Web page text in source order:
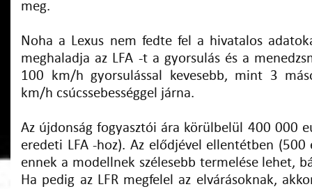
meg.
Noha a Lexus nem fedte fel a hivatalos
meghaladja az LFA -t a gyorsulás és a
100 km/h gyorsulással kevesebb, mint 3
km/h csúcssebességgel járna.
Az újdonság fogyasztói ára körülbelül 400 000
eredeti LFA -hoz). Az elődjével ellentétben (500
ennek a modellnek szélesebb termelése lehet,
Ha pedig az LFR megfelel az elvárásoknak,